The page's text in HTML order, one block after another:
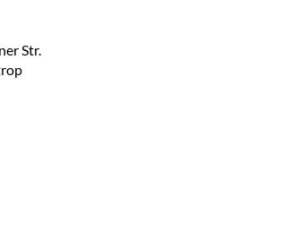
Str.